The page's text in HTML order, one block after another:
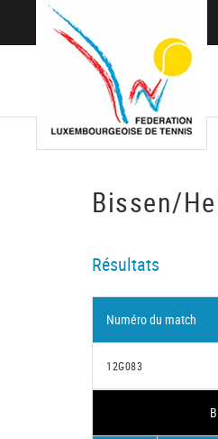
Bissen/
Résultats
Numéro du match
12G083